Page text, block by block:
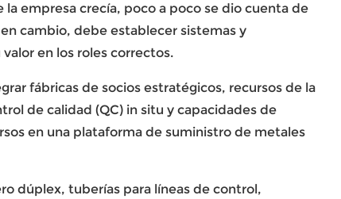
empresa crecía, poco a poco se dio cuenta de
cambio, debe establecer sistemas y
en los roles correctos.
fábricas de socios estratégicos, recursos de la
de calidad (QC) in situ y capacidades de
en una plataforma de suministro de metales
dúplex, tuberías para líneas de control,